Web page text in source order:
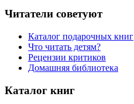
Читатели советуют
Каталог подарочных книг
Что читать детям?
Рецензии критиков
Домашняя библиотека
Каталог книг